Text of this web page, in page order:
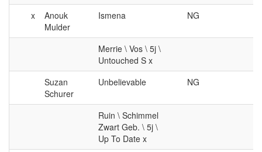
x
Anouk
Mulder
Ismena NG
Merrie \ Vos \ 5j \
Untouched S x
Suzan
Schurer
Unbelievable NG
Ruin \ Schimmel
Zwart Geb. \ 5j \
Up To Date x